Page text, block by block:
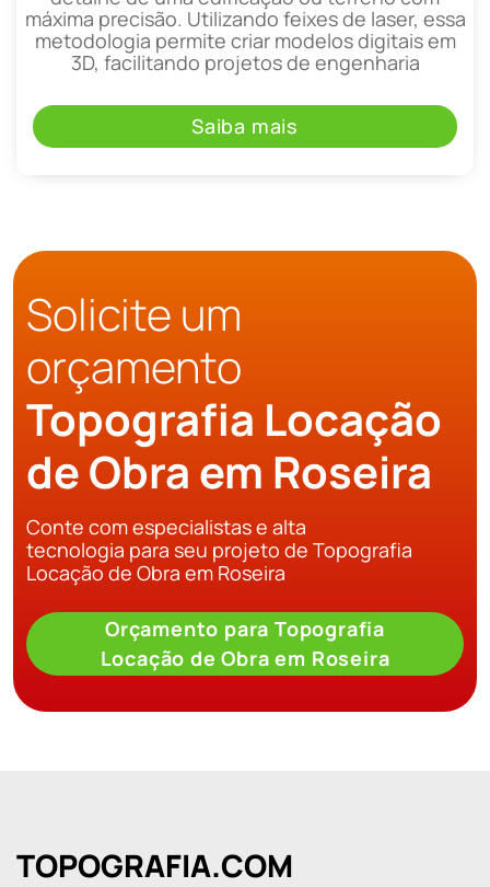
máxima precisão. Utilizando feixes de laser, essa
metodologia permite criar modelos digitais em
3D, facilitando projetos de engenharia
Saiba mais
Solicite um
orçamento
Topografia Locação
de Obra em Roseira
Conte com especialistas e alta
tecnologia para seu projeto de Topografia
Locação de Obra em Roseira
Orçamento para Topografia
Locação de Obra em Roseira
TOPOGRAFIA.COM